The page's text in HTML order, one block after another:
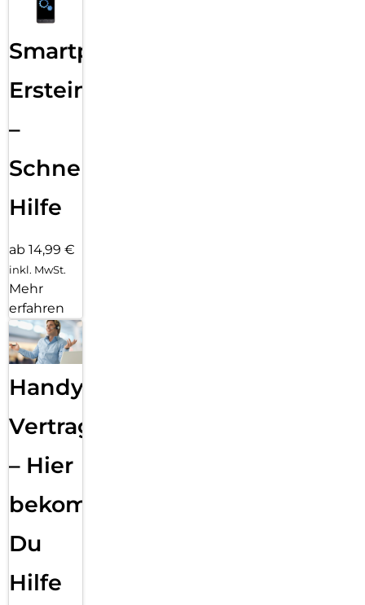
Smartphone
Ersteinrichtung
–
Schnelle
Hilfe
ab 14,99 €
inkl. MwSt.
Mehr
erfahren
Handy
Vertragsabwicklung
– Hier
bekommst
Du
Hilfe